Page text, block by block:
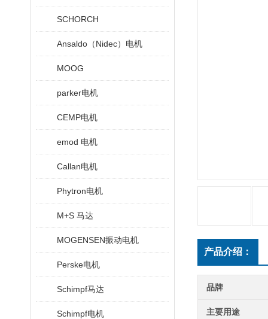
SCHORCH
Ansaldo（Nidec）电机
MOOG
parker电机
CEMP电机
emod 电机
Callan电机
Phytron电机
M+S 马达
MOGENSEN振动电机
Perske电机
Schimpf马达
Schimpf电机
产品介绍：
品牌
主要用途